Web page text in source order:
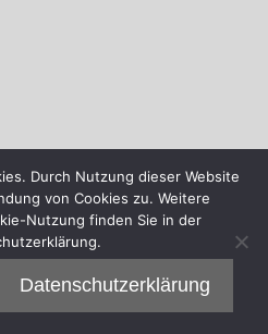
Durch Nutzung dieser Website
von Cookies zu. Weitere
Nutzung finden Sie in der
Datenschutzerklärung